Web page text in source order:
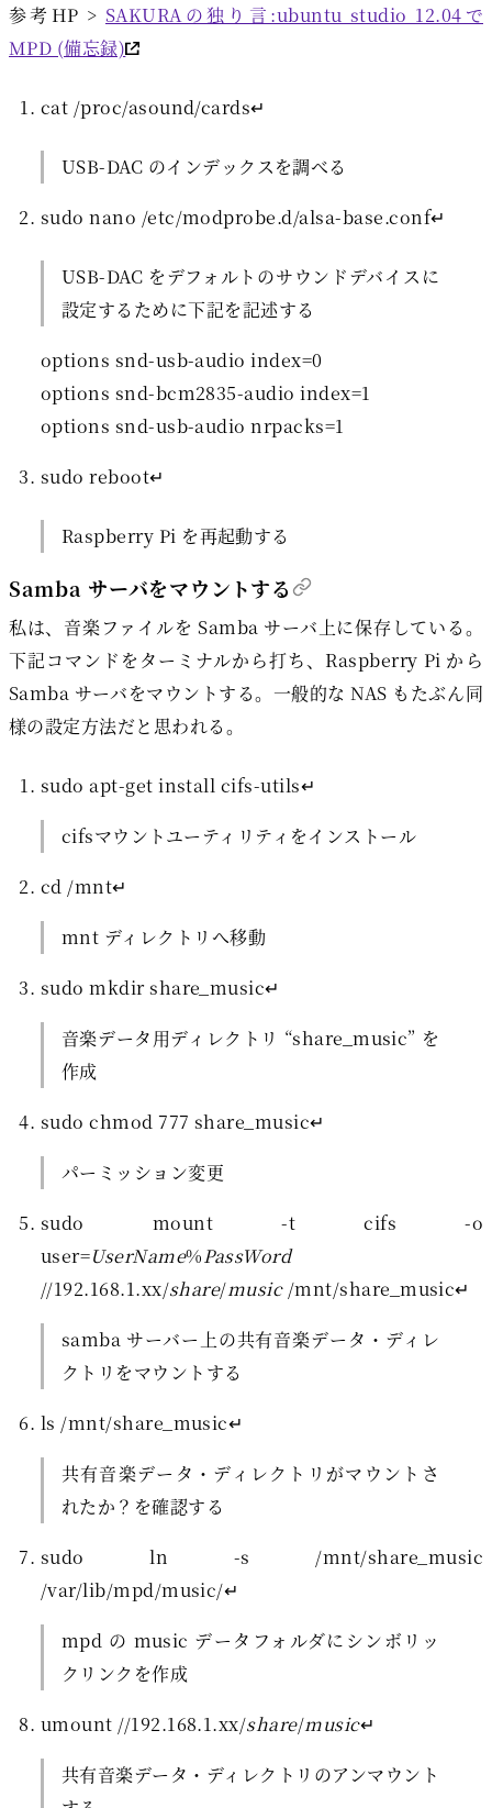
参考HP > SAKURAの独り言:ubuntu studio 12.04で
MPD (備忘録)
cat /proc/asound/cards↵
USB-DAC のインデックスを調べる
sudo nano /etc/modprobe.d/alsa-base.conf↵
USB-DAC をデフォルトのサウンドデバイスに
設定するために下記を記述する
options snd-usb-audio index=0
options snd-bcm2835-audio index=1
sudo reboot↵
Raspberry Pi を再起動する
Samba サーバをマウントする
私は、音楽ファイルを Samba サーバ上に保存している。
下記コマンドをターミナルから打ち、Raspberry Pi から
Samba サーバをマウントする。一般的な NAS もたぶん同
様の設定方法だと思われる。
sudo apt-get install cifs-utils↵
cifsマウントユーティリティをインストール
cd /mnt↵
mnt ディレクトリへ移動
sudo mkdir share_music↵
音楽データ用ディレクトリ “share_music” を
作成
sudo chmod 777 share_music↵
パーミッション変更
sudo mount -t cifs -o
user=UserName%PassWord
//192.168.1.xx/share/music/mnt/share_music↵
samba サーバー上の共有音楽データ・ディレ
クトリをマウントする
ls /mnt/share_music↵
共有音楽データ・ディレクトリがマウントさ
れたか？を確認する
sudo ln -s /mnt/share_music
/var/lib/mpd/music/↵
mpd の music データフォルダにシンボリッ
クリンクを作成
umount //192.168.1.xx/share/music↵
共有音楽データ・ディレクトリのアンマウント